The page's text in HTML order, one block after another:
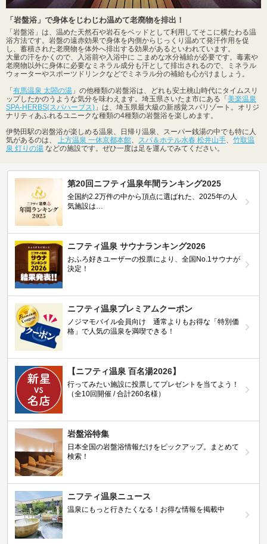
「岩盤浴」で身体をじわじわ温めて老廃物を排出！
「岩盤浴」は、温めた天然石や岩石をベッドとして利用してそこに横たわる温
浴方法です。岩盤の遠赤効果で身体を内側からじっくり温めて発汗作用を促
し、蓄積された老廃物を体外へ排出する効果があるといわれています。
大量の汗をかくので、入浴前や入浴中に こまめな水分補給が必要です。毒素や
老廃物以外に身体に必要なミネラル成分も汗として排出されるので、ミネラル
ウォーターやスポーツドリンクなどでミネラル分の補給も心がけましょう。
「 有馬温泉 太閤の湯 」の他種類の岩盤浴は、どれも安土桃山時代にタイムスリ
ップしたかのうような気分を味わえます。埼玉県さいたま市にある「 美楽温泉
SPA-HERBS(スパハーブス) 」は、埼玉県最大級の新感覚スパリゾート。オリジ
ナリティあふれるユニークな種類の4種類の岩盤浴を楽しめます。
伊勢田駅の岩盤浴が楽しめる温泉、日帰り温泉、スーパー銭湯の中でも特に人
気があるのは、 上方温泉 一休京都本館、 スパ＆ホテル水春 松井山手、 竹取温
泉 灯りの湯 などの施設です。ぜひ一度は足を運んでみてください。
第20回ニフティ温泉年間ランキング2025
全国約2.2万件の中から頂点に選ばれた、2025年の人
気施設は…
ニフティ温泉 サウナランキング2026
おふろ好きユーザーの投票により、全国No.1サウナが
決定！
ニフティ温泉プレミアムクーポン
ノジマモバイル会員向け 通常よりもお得な「特別価
格」で人気の温泉を満喫できる！
【ニフティ温泉 百名湯2026】
行ってみたい施設に投票してプレゼントを当てよう！
（全10回開催 / 合計260名様）
岩盤浴特集
日本全国の岩盤浴情報だけをピックアップ。まとめて
検索！
ニフティ温泉ニュース
温泉にもっと行きたくなる！お得な情報を掲載中